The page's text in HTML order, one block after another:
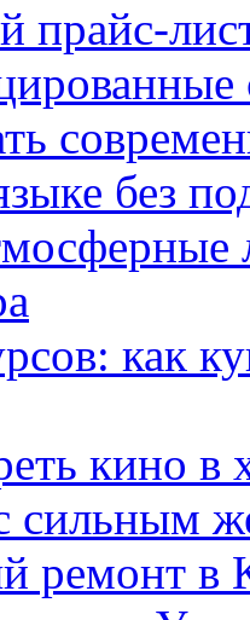
прайс-
без
как
кино в
сильным
ремонт в